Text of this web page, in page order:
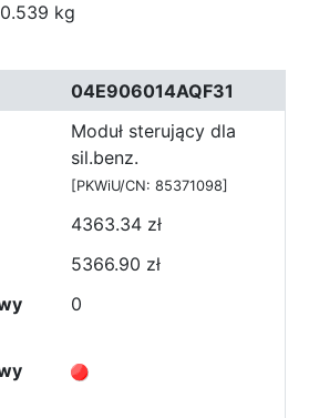
0.539 kg
04E906014AQF31
Moduł sterujący dla
sil.benz.
[PKWiU/CN: 85371098]
4363.34 zł
5366.90 zł
0